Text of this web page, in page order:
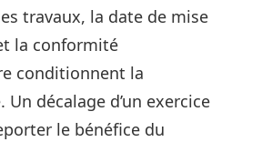
travaux, la date de mise
la conformité
conditionnent la
décalage d’un exercice
le bénéfice du